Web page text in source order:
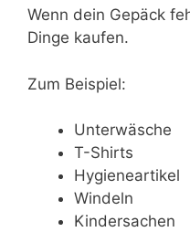
Wenn dein Gepäck
Dinge kaufen.
Zum Beispiel:
Unterwäsche
T-Shirts
Hygieneartikel
Windeln
Kindersachen